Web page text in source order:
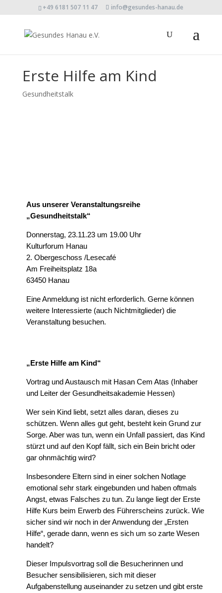
+49 6181 507 11 47 info@gesundes-hanau.de
Erste Hilfe am Kind
Gesundheitstalk
Aus unserer Veranstaltungsreihe
„Gesundheitstalk“
Donnerstag, 23.11.23 um 19.00 Uhr
Kulturforum Hanau
2. Obergeschoss /Lesecafé
Am Freiheitsplatz 18a
63450 Hanau
Eine Anmeldung ist nicht erforderlich. Gerne können
weitere Interessierte (auch Nichtmitglieder) die
Veranstaltung besuchen.
„Erste Hilfe am Kind“
Vortrag und Austausch mit Hasan Cem Atas (Inhaber
und Leiter der Gesundheitsakademie Hessen)
Wer sein Kind liebt, setzt alles daran, dieses zu
schützen. Wenn alles gut geht, besteht kein Grund zur
Sorge. Aber was tun, wenn ein Unfall passiert, das Kind
stürzt und auf den Kopf fällt, sich ein Bein bricht oder
gar ohnmächtig wird?
Insbesondere Eltern sind in einer solchen Notlage
emotional sehr stark eingebunden und haben oftmals
Angst, etwas Falsches zu tun. Zu lange liegt der Erste
Hilfe Kurs beim Erwerb des Führerscheins zurück. Wie
sicher sind wir noch in der Anwendung der „Ersten
Hilfe“, gerade dann, wenn es sich um so zarte Wesen
handelt?
Dieser Impulsvortrag soll die Besucherinnen und
Besucher sensibilisieren, sich mit dieser
Aufgabenstellung auseinander zu setzen und gibt erste